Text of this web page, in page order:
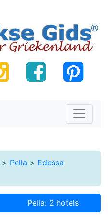
> Pella > Edessa
Pella: 2 hotels